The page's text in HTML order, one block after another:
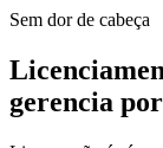
Sem dor de cabeça
gerencia